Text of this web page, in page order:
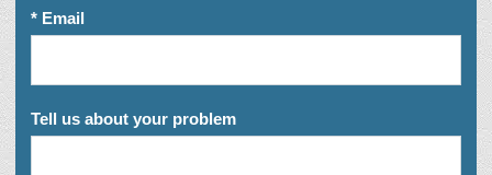
* Email
Tell us about your problem